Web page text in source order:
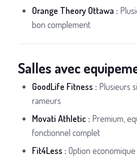
Orange Theory Ottawa :
bon complement
Salles avec
GoodLife Fitness : Plusieurs
rameurs
Movati Athletic : Premium,
fonctionnel complet
Fit4Less : Option